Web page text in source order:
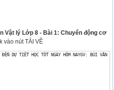
Vật lý Lớp 8 - Bài 1: Chuyển động cơ
vào nút TẢI VỀ
ĐÃ ĐẾN DỰ TIẾT HỌC TỐT NGÀY